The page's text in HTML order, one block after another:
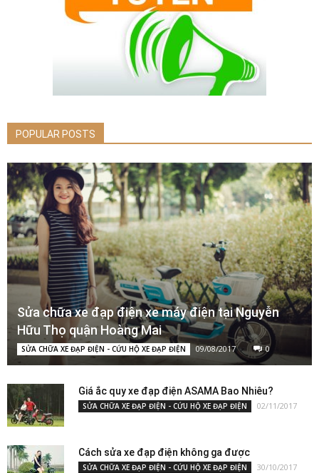
POPULAR POSTS
Sửa chữa xe đạp điện xe máy điện tại Nguyễn
Hữu Thọ quận Hoàng Mai
SỬA CHỮA XE ĐẠP ĐIỆN - CỨU HỘ XE ĐẠP ĐIỆN 09/08/2017 0
Giá ắc quy xe đạp điện ASAMA Bao Nhiêu?
SỬA CHỮA XE ĐẠP ĐIỆN - CỨU HỘ XE ĐẠP ĐIỆN 02/11/2017
Cách sửa xe đạp điện không ga được
SỬA CHỮA XE ĐẠP ĐIỆN - CỨU HỘ XE ĐẠP ĐIỆN 30/10/2017